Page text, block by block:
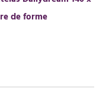
de forme